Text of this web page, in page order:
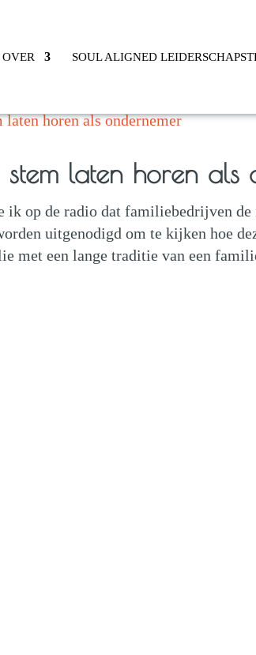
OVER SOUL ALIGNED
stem laten horen als
ik op de radio dat familiebedrijven
uitgenodigd om te kijken hoe
met een lange traditie van een